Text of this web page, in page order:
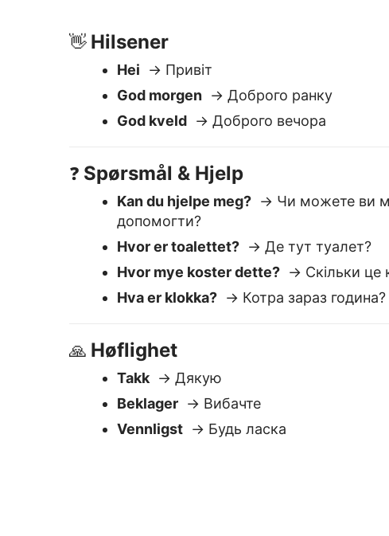
Hvor mye koster dette?
Hva er klokka?
Høflighet
Beklager → Вибачте
Vennligst→ Будь ласка
Hvorfor Lingvanex
Enkel å bruke
Lim inn tekst — få umiddelbar